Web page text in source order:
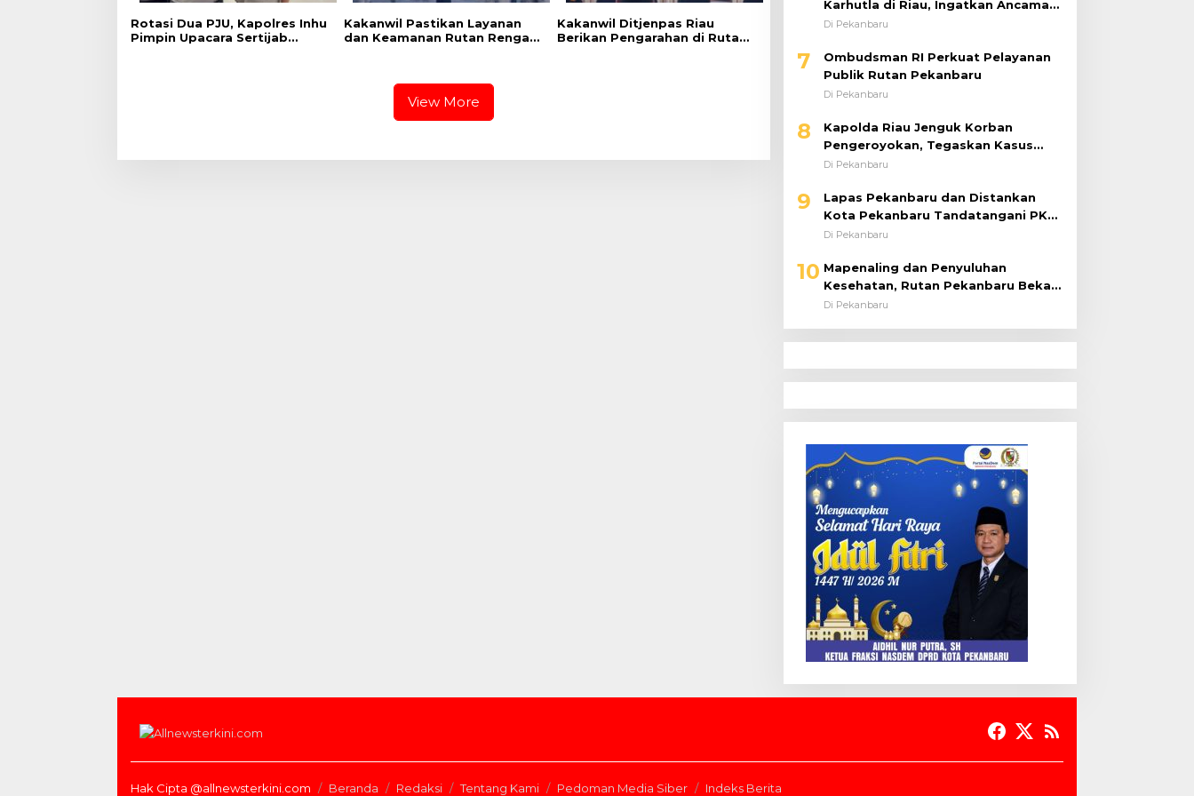
Rotasi Dua PJU, Kapolres Inhu
Pimpin Upacara Sertijab
Kakanwil Pastikan Layanan
dan Keamanan Rutan Rengat
Kakanwil Ditjenpas Riau
Berikan Pengarahan di Rutan
View More
Karhutla di Riau, Ingatkan Ancaman
El Niño dan Prioritaskan
Di Pekanbaru
7
Ombudsman RI Perkuat Pelayanan
Publik Rutan Pekanbaru
Di Pekanbaru
8
Kapolda Riau Jenguk Korban
Pengeroyokan, Tegaskan Kasus
Diusut Tuntas Tanpa Pandang Bulu
Di Pekanbaru
9
Lapas Pekanbaru dan Distankan
Kota Pekanbaru Tandatangani PKS,
Warga Binaan Dibekali Keterampilan
Di Pekanbaru
10 Mapenaling dan Penyuluhan
Kesehatan, Rutan Pekanbaru Bekali
37 Tahanan Baru dengan Edukasi
Di Pekanbaru
Hak Cipta @allnewsterkini.com Beranda Redaksi Tentang Kami Pedoman Media Siber Indeks Berita